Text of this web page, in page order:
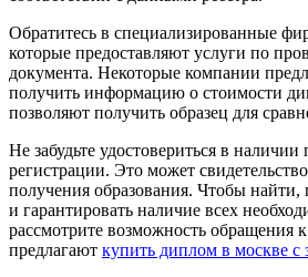
Обратитесь в специализированные
которые предоставляют услуги по
документа. Некоторые компании
получить информацию о стоимости
позволяют получить образец для
Не забудьте удостовериться в
регистрации. Это может
получения образования. Чтобы найти,
и гарантировать наличие всех
рассмотрите возможность обращения
предлагают купить диплом в москве с